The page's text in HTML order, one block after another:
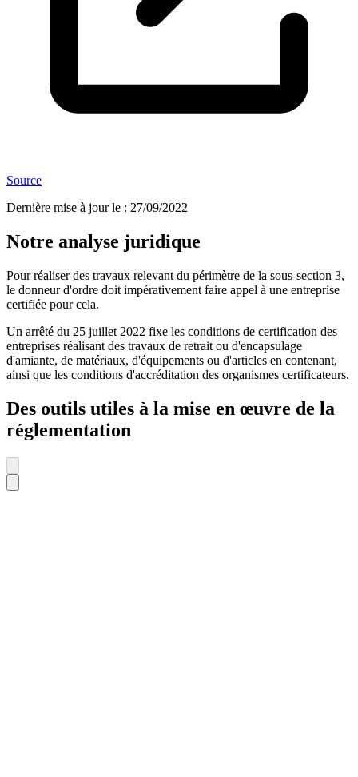
Source
Dernière mise à jour le : 27/09/2022
Notre analyse juridique
Pour réaliser des travaux relevant du périmètre de la sous-section 3,
le donneur d'ordre doit impérativement faire appel à une entreprise
certifiée pour cela.
Un arrêté du 25 juillet 2022 fixe les conditions de certification des
entreprises réalisant des travaux de retrait ou d'encapsulage
d'amiante, de matériaux, d'équipements ou d'articles en contenant,
ainsi que les conditions d'accréditation des organismes certificateurs.
Des outils utiles à la mise en œuvre de la
réglementation